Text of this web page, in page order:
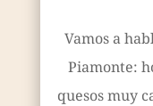
Vamos a
Piamonte:
quesos muy